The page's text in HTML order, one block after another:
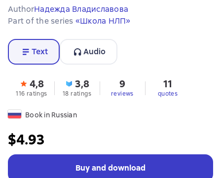
AuthorНадежда Владиславова
Part of the series «Школа НЛП»
Text Audio
4,8
116 ratings
3,8
18 ratings
9
reviews
11
quotes
Book in Russian
$4.93
Buy and download